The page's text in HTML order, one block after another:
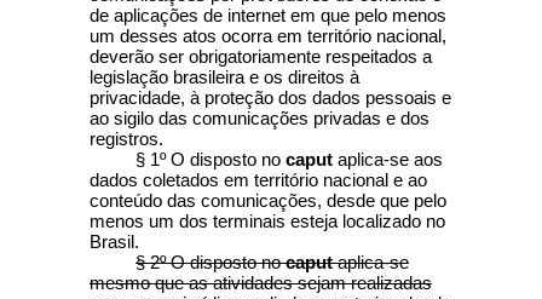
de aplicações de internet em que pelo menos
um desses atos ocorra em território nacional,
deverão ser obrigatoriamente respeitados a
legislação brasileira e os direitos à
privacidade, à proteção dos dados pessoais e
ao sigilo das comunicações privadas e dos
registros.
§ 1º O disposto no caput aplica-se aos
dados coletados em território nacional e ao
conteúdo das comunicações, desde que pelo
menos um dos terminais esteja localizado no
Brasil.
§ 2º O disposto nocaputaplica-se
mesmo que as atividades sejam realizadas